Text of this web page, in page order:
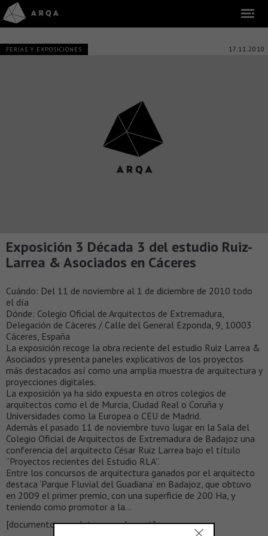
FERIAS Y EXPOSICIONES 17.11.2010
Exposición 3 Década 3 del estudio Ruiz-
Larrea & Asociados en Cáceres
Cuándo: Del 11 de noviembre al 1 de diciembre de 2010 todo
el día
Dónde: Colegio Oficial de Arquitectos de Extremadura,
Delegación de Cáceres / Calle del General Ezponda, 9, 10003
Cáceres, España
La exposición recoge la obra reciente del estudio Ruiz Larrea &
Asociados y presenta paneles explicativos de los proyectos
más destacados así como una amplia muestra de arquitectura y
proyecciones digitales.
La exposición ya ha sido expuesta en otros colegios de
arquitectos como el de Murcia, Ciudad Real o Coruña y
Universidades como la Europea o CEU de Madrid.
Además el pasado 11 de noviembre tuvo lugar en la Sala del
Colegio Oficial de Arquitectos de Extremadura de Badajoz una
conferencia del arquitecto César Ruiz Larrea bajo el título
“Proyectos recientes del Estudio RLA”.
Entre los concursos de arquitectura ganados por el arquitecto
destaca ‘Parque Fluvial del Guadiana’ en Badajoz, que obtuvo
en 2009 el primer premio, con una superficie de 200 Ha, y
teniendo como promotor a la…
[documento completo en scalae.net]